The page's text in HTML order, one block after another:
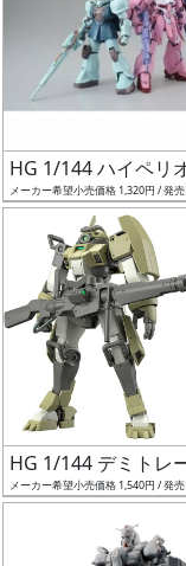
グ
レ
ル
HG 1/144 ハイペリ
メーカー希望小売価格 1,320円 / 発
HG 1/144 デミトレ
メーカー希望小売価格 1,540円 / 発